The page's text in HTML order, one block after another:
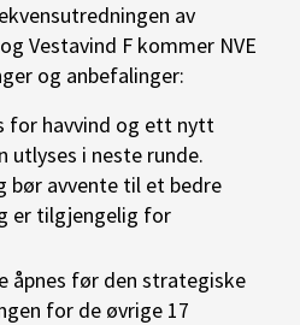
av
Vestavind F kommer NVE
og anbefalinger:
for havvind og ett nytt
utlyses i neste runde.
bør avvente til et bedre
er tilgjengelig for
åpnes før den strategiske
for de øvrige 17